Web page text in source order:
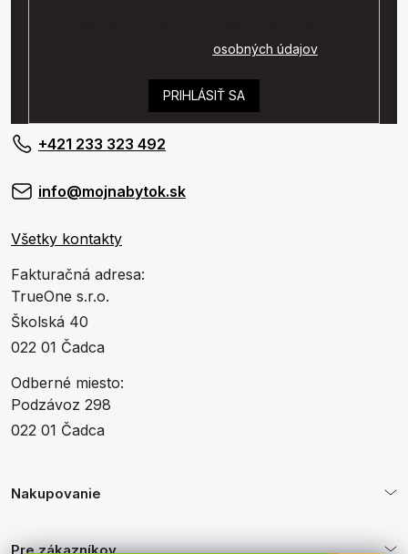
osobných údajov.
PRIHLÁSIŤ SA
+421 233 323 492
info@mojnabytok.sk
Všetky kontakty
Fakturačná adresa:
TrueOne s.r.o.
Školská 40
022 01 Čadca
Odberné miesto:
Podzávoz 298
022 01 Čadca
Nakupovanie
Pre zákazníkov